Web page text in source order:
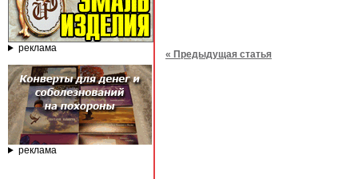
реклама
реклама
« Предыдущая статья